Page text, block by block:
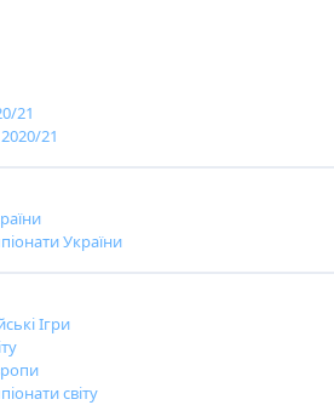
21
21
України
Ігри
світу